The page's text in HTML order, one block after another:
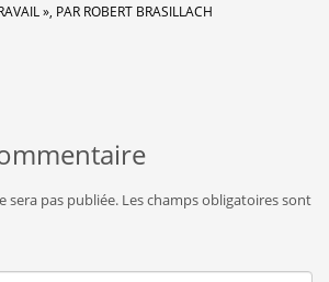
», PAR ROBERT BRASILLACH
sera pas publiée. Les champs obligatoires sont